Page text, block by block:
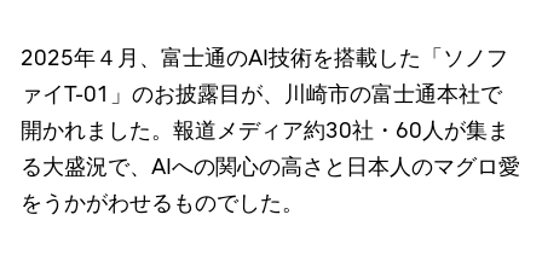
2025年４月、富士通のAI技術を搭載した「ソノフ
ァイT-01」のお披露目が、川崎市の富士通本社で
開かれました。報道メディア約30社・60人が集ま
る大盛況で、AIへの関心の高さと日本人のマグロ愛
をうかがわせるものでした。